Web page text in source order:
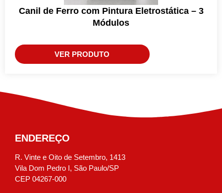
Canil de Ferro com Pintura Eletrostática – 3
Módulos
VER PRODUTO
ENDEREÇO
R. Vinte e Oito de Setembro, 1413
Vila Dom Pedro I, São Paulo/SP
CEP 04267-000